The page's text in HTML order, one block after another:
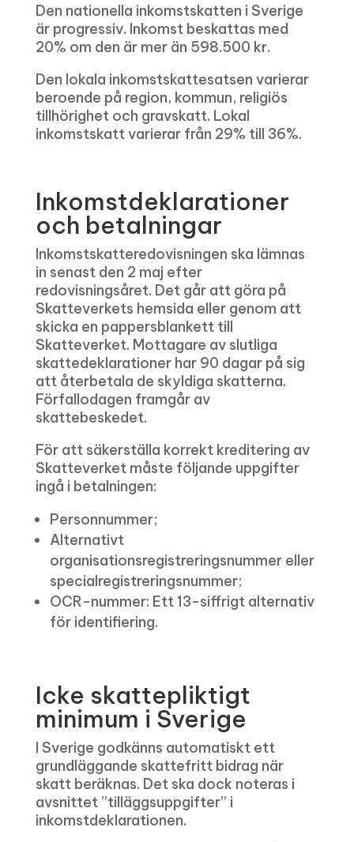
Den nationella inkomstskatten i Sverige
är progressiv. Inkomst beskattas med
20% om den är mer än 598.500 kr.
Den lokala inkomstskattesatsen varierar
beroende på region, kommun, religiös
tillhörighet och gravskatt. Lokal
inkomstskatt varierar från 29% till 36%.
Inkomstdeklarationer
och betalningar
Inkomstskatteredovisningen ska lämnas
in senast den 2 maj efter
redovisningsåret. Det går att göra på
Skatteverkets hemsida eller genom att
skicka en pappersblankett till
Skatteverket. Mottagare av slutliga
skattedeklarationer har 90 dagar på sig
att återbetala de skyldiga skatterna.
Förfallodagen framgår av
skattebeskedet.
För att säkerställa korrekt kreditering av
Skatteverket måste följande uppgifter
ingå i betalningen:
Personnummer;
Alternativt
organisationsregistreringsnummer eller
specialregistreringsnummer;
OCR-nummer: Ett 13-siffrigt alternativ
för identifiering.
Icke skattepliktigt
minimum i Sverige
I Sverige godkänns automatiskt ett
grundläggande skattefritt bidrag när
skatt beräknas. Det ska dock noteras i
avsnittet ”tilläggsuppgifter” i
inkomstdeklarationen.